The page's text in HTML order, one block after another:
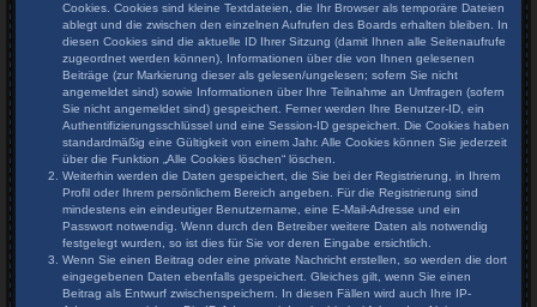
Cookies. Cookies sind kleine Textdateien, die Ihr Browser als temporäre Dateien
ablegt und die zwischen den einzelnen Aufrufen des Boards erhalten bleiben. In
diesen Cookies sind die aktuelle ID Ihrer Sitzung (damit Ihnen alle Seitenaufrufe
zugeordnet werden können), Informationen über die von Ihnen gelesenen
Beiträge (zur Markierung dieser als gelesen/ungelesen; sofern Sie nicht
angemeldet sind) sowie Informationen über Ihre Teilnahme an Umfragen (sofern
Sie nicht angemeldet sind) gespeichert. Ferner werden Ihre Benutzer-ID, ein
Authentifizierungsschlüssel und eine Session-ID gespeichert. Die Cookies haben
standardmäßig eine Gültigkeit von einem Jahr. Alle Cookies können Sie jederzeit
über die Funktion „Alle Cookies löschen“ löschen.
Weiterhin werden die Daten gespeichert, die Sie bei der Registrierung, in Ihrem
Profil oder Ihrem persönlichem Bereich angeben. Für die Registrierung sind
mindestens ein eindeutiger Benutzername, eine E-Mail-Adresse und ein
Passwort notwendig. Wenn durch den Betreiber weitere Daten als notwendig
festgelegt wurden, so ist dies für Sie vor deren Eingabe ersichtlich.
Wenn Sie einen Beitrag oder eine private Nachricht erstellen, so werden die dort
eingegebenen Daten ebenfalls gespeichert. Gleiches gilt, wenn Sie einen
Beitrag als Entwurf zwischenspeichern. In diesen Fällen wird auch Ihre IP-